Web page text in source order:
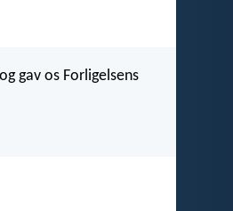
gav os Forligelsens